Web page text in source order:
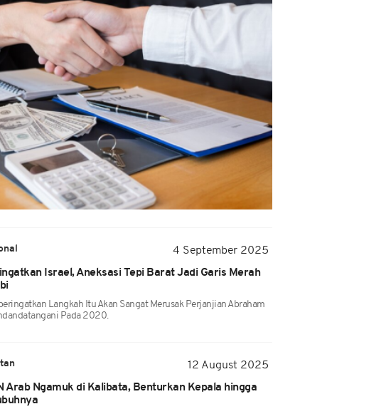
4 September 2025
Israel, Aneksasi Tepi Barat Jadi Garis Merah
Langkah Itu Akan Sangat Merusak Perjanjian Abraham
Pada 2020.
12 August 2025
Arab Ngamuk di Kalibata, Benturkan Kepala hingga